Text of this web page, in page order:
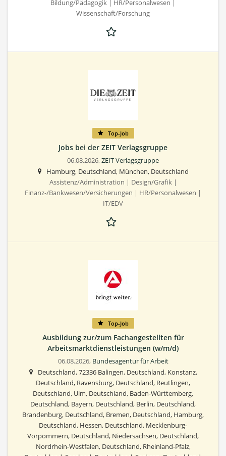
Bildung/Pädagogik | HR/Personalwesen |
Wissenschaft/Forschung
Top-Job
Jobs bei der ZEIT Verlagsgruppe
06.08.2026,ZEIT Verlagsgruppe
Hamburg, Deutschland, München, Deutschland
Assistenz/Administration | Design/Grafik |
Finanz-/Bankwesen/Versicherungen | HR/Personalwesen |
IT/EDV
Top-Job
Ausbildung zur/zum Fachangestellten für
Arbeitsmarktdienstleistungen (w/m/d)
06.08.2026, Bundesagentur für Arbeit
Deutschland, 72336 Balingen, Deutschland, Konstanz,
Deutschland, Ravensburg, Deutschland, Reutlingen,
Deutschland, Ulm, Deutschland, Baden-Württemberg,
Deutschland, Bayern, Deutschland, Berlin, Deutschland,
Brandenburg, Deutschland, Bremen, Deutschland, Hamburg,
Deutschland, Hessen, Deutschland, Mecklenburg-
Vorpommern, Deutschland, Niedersachsen, Deutschland,
Nordrhein-Westfalen, Deutschland, Rheinland-Pfalz,